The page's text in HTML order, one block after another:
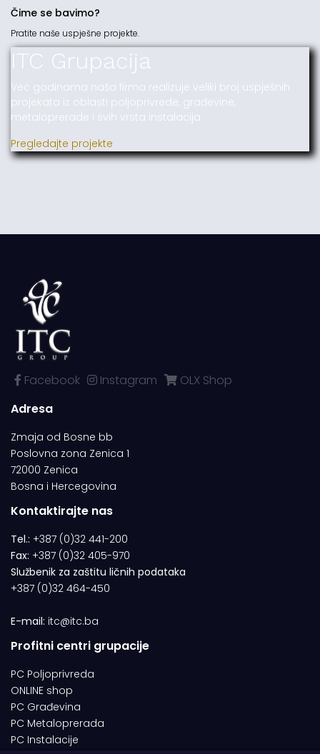
Čime se bavimo?
Pratite naše uspješne projekte.
ITC Grupacija
Već godinama naša firma realizuje veliki broj uspješnih
projekata iz oblasti poljoprivrede, građevine,
metaloprerade i svih vrsta instalacija.
Pregledajte projekte
Facebook Instagram
OLX Shop
Adresa
Zmaja od Bosne bb
Poslovna zona Zenica 1
72000 Zenica
Bosna i Hercegovina
Kontaktirajte nas
Tel.: +387 (0)32 441-200
Fax: +387 (0)32 405-970
Službenik za zaštitu ličnih podataka
+387 (0)32 464-450
E-mail: itc@itc.ba
Profitni centri grupacije
PC Poljoprivreda
ONLINE shop
PC Građevina
PC Metaloprerada
PC Instalacije